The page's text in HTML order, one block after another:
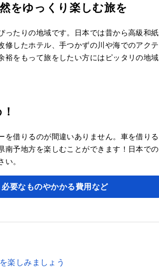
をゆっくり楽しむ旅を
ったりの地域です。日本では昔から高級和紙
修したホテル、手つかずの川や海でのアクテ
裕をもって旅をしたい方にはピッタリの地域
借りるのが間違いありません。車を借りる
南予地方を楽しむことができます！日本での
。
要なものやかかる費用など
楽しみましょう